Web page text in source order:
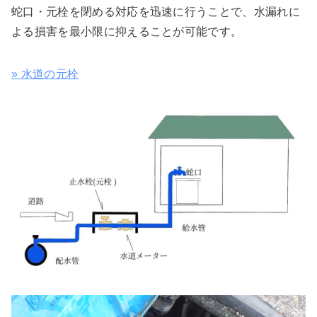
蛇口・元栓を閉める対応を迅速に行うことで、水漏れに
よる損害を最小限に抑えることが可能です。
» 水道の元栓